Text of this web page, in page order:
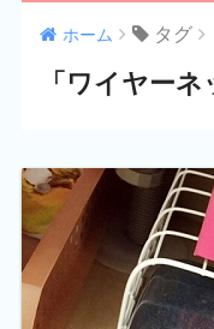
ホーム タグ
「ワイヤー